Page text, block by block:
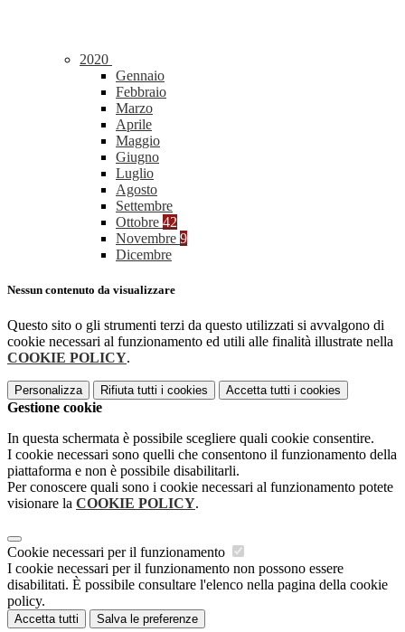
2020
Gennaio
Febbraio
Marzo
Aprile
Maggio
Giugno
Luglio
Agosto
Settembre
Ottobre 42
Novembre 9
Dicembre
Nessun contenuto da visualizzare
Questo sito o gli strumenti terzi da questo utilizzati si avvalgono di
cookie necessari al funzionamento ed utili alle finalità illustrate nella
COOKIE POLICY.
Personalizza Rifiuta tutti i cookies Accetta tutti i cookies
Gestione cookie
In questa schermata è possibile scegliere quali cookie consentire.
I cookie necessari sono quelli che consentono il funzionamento della
piattaforma e non è possibile disabilitarli.
Per conoscere quali sono i cookie necessari al funzionamento potete
visionare la COOKIE POLICY.
Cookie necessari per il funzionamento
I cookie necessari per il funzionamento non possono essere
disabilitati. È possibile consultare l'elenco nella pagina della cookie
policy.
Accetta tutti Salva le preferenze